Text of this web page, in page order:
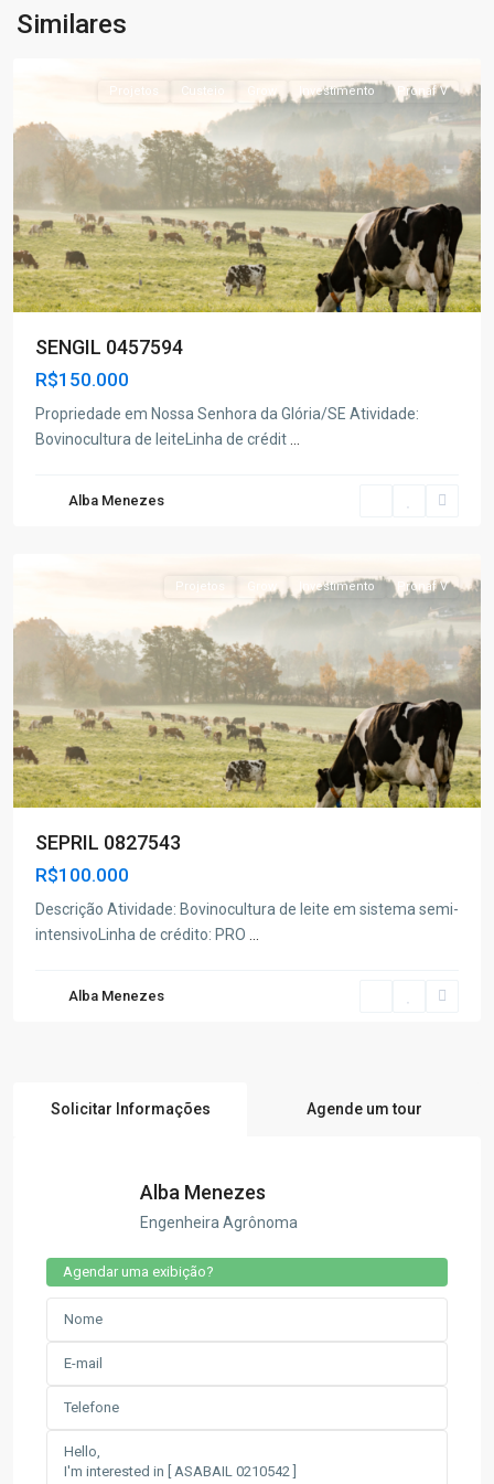
Similares
da
Glória
Projetos Custeio Investimento Pronaf V
SENGIL 0457594
R$150.000
Propriedade em Nossa Senhora da Glória/SE Atividade:
Bovinocultura de leiteLinha de crédit
Alba Menezes
Poço
Projetos Investimento Pronaf V
SEPRIL 0827543
R$100.000
Descrição Atividade: Bovinocultura de leite em sistema semi-
intensivoLinha de crédito: PRO
Alba Menezes
Solicitar Informações Agende um tour
Alba Menezes
Engenheira Agrônoma
Agendar uma exibição?